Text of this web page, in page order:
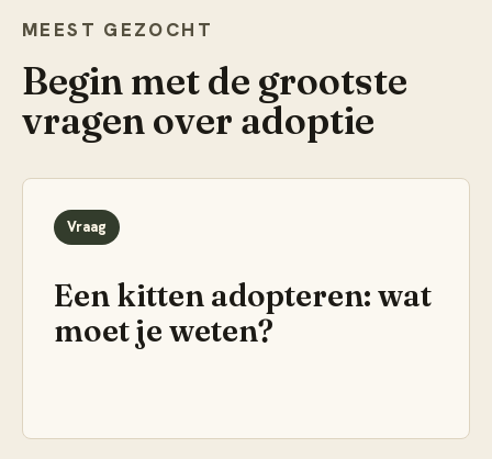
MEEST GEZOCHT
Begin met de grootste
vragen over adoptie
Vraag
Een kitten adopteren: wat
moet je weten?